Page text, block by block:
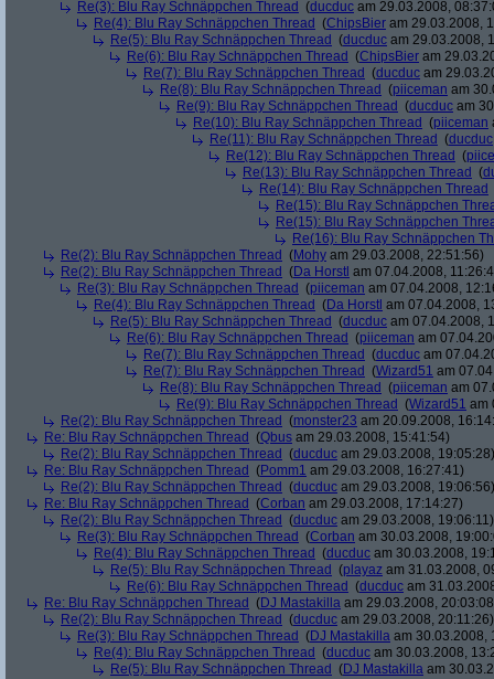
Re(3): Blu Ray Schnäppchen Thread (ducduc am 29.03.2008,
Re(4): Blu Ray Schnäppchen Thread (ChipsBier am 29.03.2008,
Re(5): Blu Ray Schnäppchen Thread (ducduc am 29.03.2008,
Re(6): Blu Ray Schnäppchen Thread (ChipsBier am
Re(7): Blu Ray Schnäppchen Thread (ducduc am
Re(8): Blu Ray Schnäppchen Thread (piiceman am
Re(9): Blu Ray Schnäppchen Thread (ducduc am
Re(10): Blu Ray Schnäppchen Thread (piiceman
Re(11): Blu Ray Schnäppchen Thread (ducduc
Re(12): Blu Ray Schnäppchen Thread (
Re(13): Blu Ray Schnäppchen Thread (
Re(14): Blu Ray Schnäppchen Thread
Re(15): Blu Ray Schnäppchen
Re(15): Blu Ray Schnäppchen
Re(16): Blu Ray Schnäppchen
Re(2): Blu Ray Schnäppchen Thread (Mohy am 29.03.2008, 22:51:56)
Re(2): Blu Ray Schnäppchen Thread (Da Horstl am 07.04.2008,
Re(3): Blu Ray Schnäppchen Thread (piiceman am 07.04.2008,
Re(4): Blu Ray Schnäppchen Thread (Da Horstl am 07.04.2008,
Re(5): Blu Ray Schnäppchen Thread (ducduc am 07.04.2008,
Re(6): Blu Ray Schnäppchen Thread (piiceman am
Re(7): Blu Ray Schnäppchen Thread (ducduc am
Re(7): Blu Ray Schnäppchen Thread (Wizard51 am
Re(8): Blu Ray Schnäppchen Thread (piiceman am
Re(9): Blu Ray Schnäppchen Thread (Wizard51 am
Re(2): Blu Ray Schnäppchen Thread (monster23 am 20.09.2008,
Re: Blu Ray Schnäppchen Thread (Qbus am 29.03.2008, 15:41:54)
Re(2): Blu Ray Schnäppchen Thread (ducduc am 29.03.2008, 19:05:28)
Re: Blu Ray Schnäppchen Thread (Pomm1 am 29.03.2008, 16:27:41)
Re(2): Blu Ray Schnäppchen Thread (ducduc am 29.03.2008, 19:06:56)
Re: Blu Ray Schnäppchen Thread (Corban am 29.03.2008, 17:14:27)
Re(2): Blu Ray Schnäppchen Thread (ducduc am 29.03.2008, 19:06:11)
Re(3): Blu Ray Schnäppchen Thread (Corban am 30.03.2008,
Re(4): Blu Ray Schnäppchen Thread (ducduc am 30.03.2008,
Re(5): Blu Ray Schnäppchen Thread (playaz am 31.03.2008,
Re(6): Blu Ray Schnäppchen Thread (ducduc am
Re: Blu Ray Schnäppchen Thread (DJ Mastakilla am 29.03.2008,
Re(2): Blu Ray Schnäppchen Thread (ducduc am 29.03.2008, 20:11:26)
Re(3): Blu Ray Schnäppchen Thread (DJ Mastakilla am 30.03.2008,
Re(4): Blu Ray Schnäppchen Thread (ducduc am 30.03.2008,
Re(5): Blu Ray Schnäppchen Thread (DJ Mastakilla am